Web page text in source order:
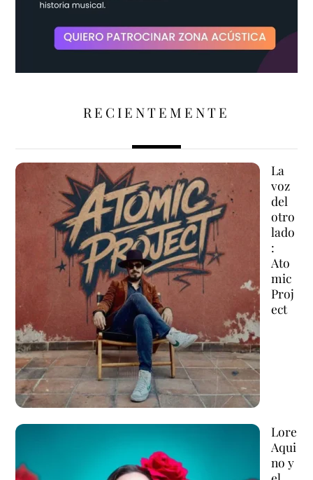
RECIENTEMENTE
La
voz
del
otro
lado
:
Ato
mic
Proj
ect
Lore
Aqui
no y